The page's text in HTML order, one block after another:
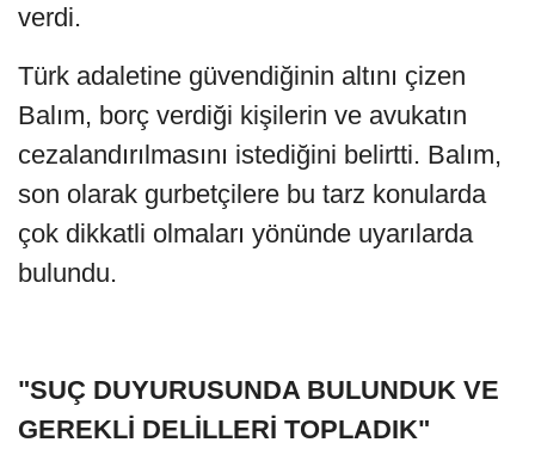
verdi.
Türk adaletine güvendiğinin altını çizen
Balım, borç verdiği kişilerin ve avukatın
cezalandırılmasını istediğini belirtti. Balım,
son olarak gurbetçilere bu tarz konularda
çok dikkatli olmaları yönünde uyarılarda
bulundu.
"SUÇ DUYURUSUNDA BULUNDUK VE
GEREKLİ DELİLLERİ TOPLADIK"